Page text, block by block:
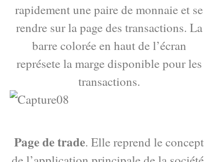
rapidement une paire de monnaie et se
rendre sur la page des transactions. La
barre colorée en haut de l’écran
représete la marge disponible pour les
transactions.
Page de trade. Elle reprend le concept